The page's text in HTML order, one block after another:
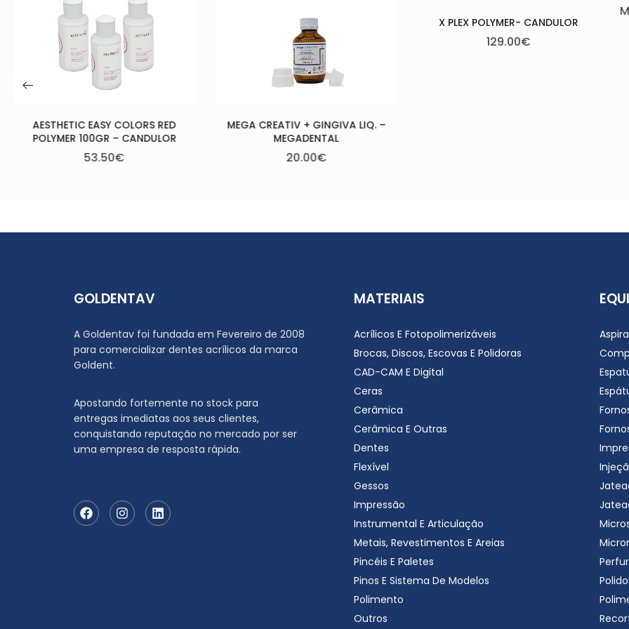
MEGA CREATIV + GINGIVA LIQ. –
MEGADENTAL
20.00
X PLEX POLYMER- CANDULOR
129.00 MEGA CRYL S+N – MEGADENTAL
GOLDENTAV
A Goldentav foi fundada em Fevereiro de 2008
para comercializar dentes acrílicos da marca
Goldent.
Apostando fortemente no stock para
entregas imediatas aos seus clientes,
conquistando reputação no mercado por ser
uma empresa de resposta rápida.
MATERIAIS
Acrílicos E Fotopolimerizáveis
Brocas, Discos, Escovas E Polidoras
CAD-CAM E Digital
Ceras
Cerâmica
Cerâmica E Outras
Dentes
Flexível
Gessos
Impressão
Instrumental E Articulação
Metais, Revestimentos E Areias
Pincéis E Paletes
Pinos E Sistema De Modelos
Polimento
Outros